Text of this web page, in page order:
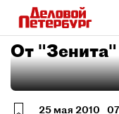
От
25 мая 2010